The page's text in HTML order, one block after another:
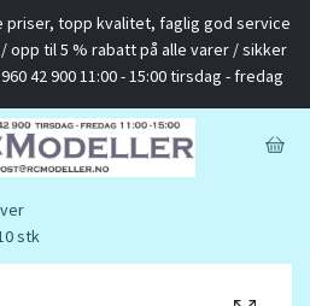
priser, topp kvalitet, faglig god service
opp til 5 % rabatt på alle varer / sikker
42 900 11:00 - 15:00 tirsdag - fredag
stk